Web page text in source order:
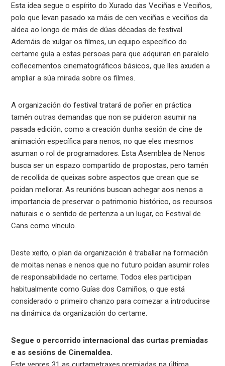
Esta idea segue o espírito do Xurado das Veciñas e Veciños,
polo que levan pasado xa máis de cen veciñas e veciños da
aldea ao longo de máis de dúas décadas de festival.
Ademáis de xulgar os filmes, un equipo específico do
certame guía a estas persoas para que adquiran en paralelo
coñecementos cinematográficos básicos, que lles axuden a
ampliar a súa mirada sobre os filmes.
A organización do festival tratará de poñer en práctica
tamén outras demandas que non se puideron asumir na
pasada edición, como a creación dunha sesión de cine de
animación específica para nenos, no que eles mesmos
asuman o rol de programadores. Esta Asemblea de Nenos
busca ser un espazo compartido de propostas, pero tamén
de recollida de queixas sobre aspectos que crean que se
poidan mellorar. As reunións buscan achegar aos nenos a
importancia de preservar o patrimonio histórico, os recursos
naturais e o sentido de pertenza a un lugar, co Festival de
Cans como vínculo.
Deste xeito, o plan da organización é traballar na formación
de moitas nenas e nenos que no futuro poidan asumir roles
de responsabilidade no certame. Todos eles participan
habitualmente como Guías dos Camiños, o que está
considerado o primeiro chanzo para comezar a introducirse
na dinámica da organización do certame.
Segue o percorrido internacional das curtas premiadas
e as sesións de Cinemaldea.